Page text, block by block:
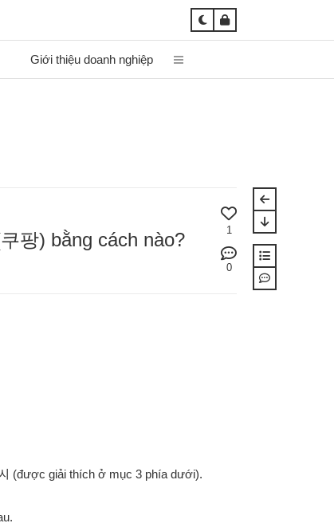
Giới thiệu doanh nghiệp
팡) bằng cách nào? 1
0
(được giải thích ở mục 3 phía dưới).